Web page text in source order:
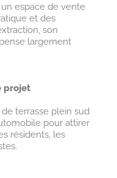
espace de vente
et des
son
largement
projet
terrasse plein sud
pour attirer
résidents, les